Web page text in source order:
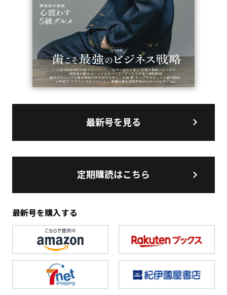
最新号を見る
定期購読はこちら
最新号を購入する